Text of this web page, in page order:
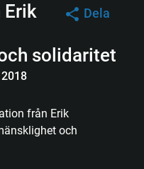
Dela
Erik
solidaritet
från Erik
och